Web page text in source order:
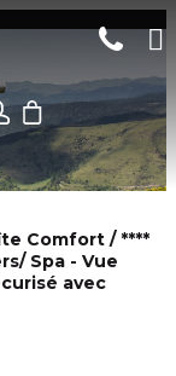
Comfort / ****
Spa - Vue
avec